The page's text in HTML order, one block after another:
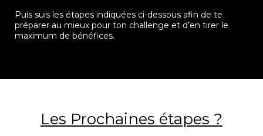
Puis suis les étapes indiquées ci-dessous afin de te
préparer au mieux pour ton challenge et d’en tirer le
maximum de bénéfices.
Les Prochaines étapes ?